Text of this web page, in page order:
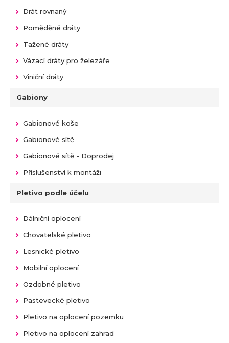
Drát rovnaný
Poměděné dráty
Tažené dráty
Vázací dráty pro železáře
Viniční dráty
Gabiony
Gabionové koše
Gabionové sítě
Gabionové sítě - Doprodej
Příslušenství k montáži
Pletivo podle účelu
Dálniční oplocení
Chovatelské pletivo
Lesnické pletivo
Mobilní oplocení
Ozdobné pletivo
Pastevecké pletivo
Pletivo na oplocení pozemku
Pletivo na oplocení zahrad